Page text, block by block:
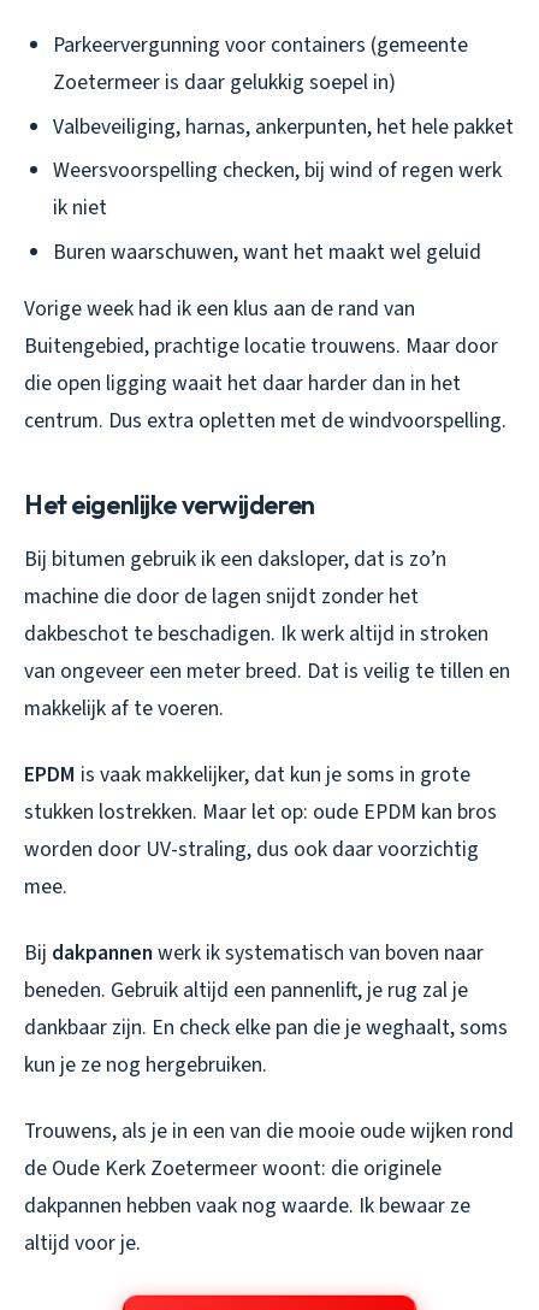
Parkeervergunning voor containers (gemeente
Zoetermeer is daar gelukkig soepel in)
Valbeveiliging, harnas, ankerpunten, het hele pakket
Weersvoorspelling checken, bij wind of regen werk
ik niet
Buren waarschuwen, want het maakt wel geluid
Vorige week had ik een klus aan de rand van
Buitengebied, prachtige locatie trouwens. Maar door
die open ligging waait het daar harder dan in het
centrum. Dus extra opletten met de windvoorspelling.
Het eigenlijke verwijderen
Bij bitumen gebruik ik een daksloper, dat is zo’n
machine die door de lagen snijdt zonder het
dakbeschot te beschadigen. Ik werk altijd in stroken
van ongeveer een meter breed. Dat is veilig te tillen en
makkelijk af te voeren.
EPDM is vaak makkelijker, dat kun je soms in grote
stukken lostrekken. Maar let op: oude EPDM kan bros
worden door UV-straling, dus ook daar voorzichtig
mee.
Bij dakpannen werk ik systematisch van boven naar
beneden. Gebruik altijd een pannenlift, je rug zal je
dankbaar zijn. En check elke pan die je weghaalt, soms
kun je ze nog hergebruiken.
Trouwens, als je in een van die mooie oude wijken rond
de Oude Kerk Zoetermeer woont: die originele
dakpannen hebben vaak nog waarde. Ik bewaar ze
altijd voor je.